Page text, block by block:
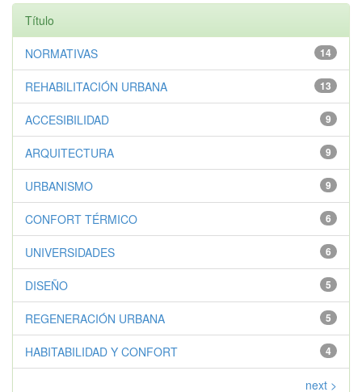
Título
14
NORMATIVAS
13
REHABILITACIÓN URBANA
9
ACCESIBILIDAD
9
ARQUITECTURA
9
URBANISMO
6
CONFORT TÉRMICO
6
UNIVERSIDADES
5
DISEÑO
5
REGENERACIÓN URBANA
4
HABITABILIDAD Y CONFORT
next >